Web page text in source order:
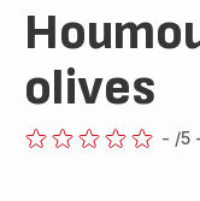
olives
- /5